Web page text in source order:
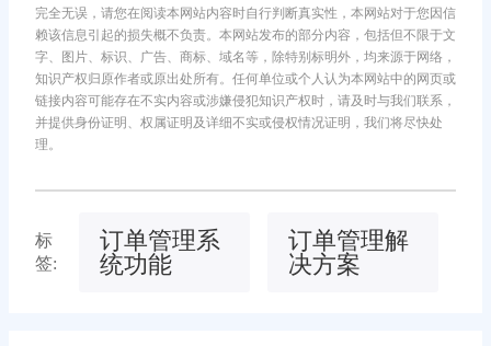
完全无误，请您在阅读本网站内容时自行判断真实性，本网站对于您因信
赖该信息引起的损失概不负责。本网站发布的部分内容，包括但不限于文
字、图片、标识、广告、商标、域名等，除特别标明外，均来源于网络，
知识产权归原作者或原出处所有。任何单位或个人认为本网站中的网页或
链接内容可能存在不实内容或涉嫌侵犯知识产权时，请及时与我们联系，
并提供身份证明、权属证明及详细不实或侵权情况证明，我们将尽快处
理。
标
签:
订单管理系
统功能
订单管理解
决方案